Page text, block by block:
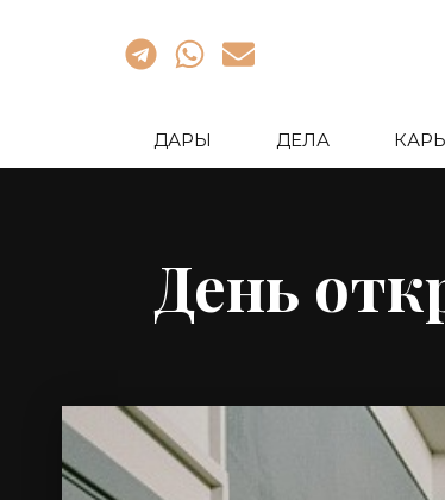
ДАРЫ ДЕЛА
День